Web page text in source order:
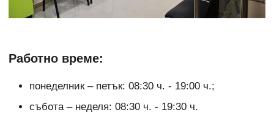
Работно време:
понеделник – петък: 08:30 ч. - 19:00 ч.;
събота – неделя: 08:30 ч. - 19:30 ч.